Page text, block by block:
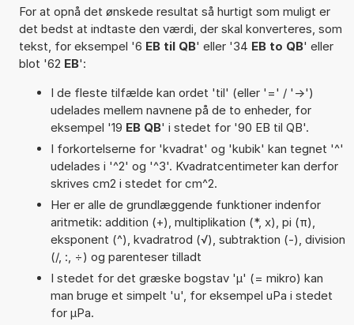
For at opnå det ønskede resultat så hurtigt som muligt er
det bedst at indtaste den værdi, der skal konverteres, som
tekst, for eksempel '6 EB til QB' eller '34 EB to QB' eller
blot '62 EB':
I de fleste tilfælde kan ordet 'til' (eller '=' / '->')
udelades mellem navnene på de to enheder, for
eksempel '19 EB QB' i stedet for '90 EB til QB'.
I forkortelserne for 'kvadrat' og 'kubik' kan tegnet '^'
udelades i '^2' og '^3'. Kvadratcentimeter kan derfor
skrives cm2 i stedet for cm^2.
Her er alle de grundlæggende funktioner indenfor
aritmetik: addition (+), multiplikation (*, x), pi (π),
eksponent (^), kvadratrod (√), subtraktion (-), division
(/, :, ÷) og parenteser tilladt
I stedet for det græske bogstav 'µ' (= mikro) kan
man bruge et simpelt 'u', for eksempel uPa i stedet
for µPa.